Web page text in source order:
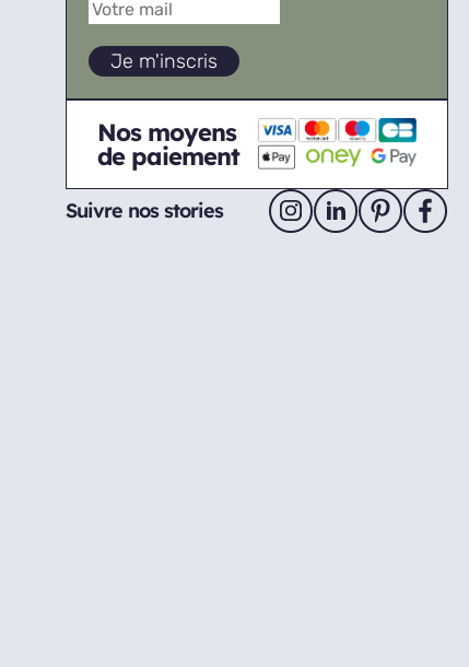
Nos moyens
de paiement
Suivre nos stories